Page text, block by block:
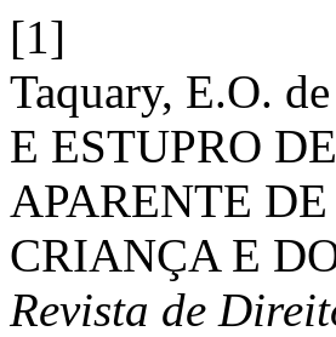
[1]
Taquary, E.O.
E ESTUPRO
APARENTE
CRIANÇA E
Revista de